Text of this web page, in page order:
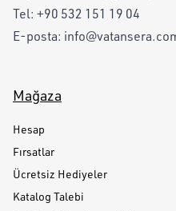
Tel: +90 532 151 19 04
E-posta:
Mağaza
Hesap
Fırsatlar
Ücretsiz Hediyeler
Katalog Talebi